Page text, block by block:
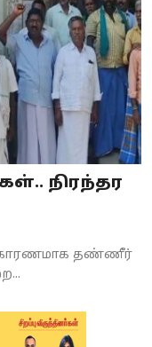
நிரந்தர
காரணமாக தண்ணீர்